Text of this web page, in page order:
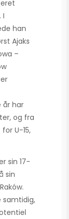
I
han
Ajaks
–
år har
og fra
U-15,
sin 17-
sin
samtidig,